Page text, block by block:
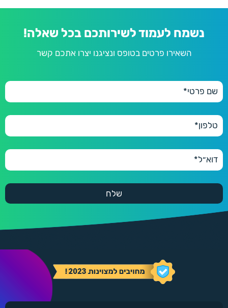
נשמח לעמוד לשירותכם בכל שאלה!
השאירו פרטים בטופס ונציגנו יצרו אתכם קשר